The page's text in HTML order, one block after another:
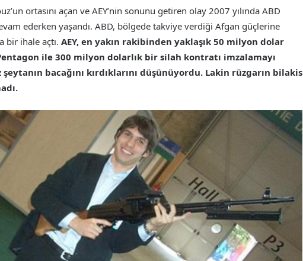
ortasını açan ve AEY’nin sonunu getiren olay 2007 yılında ABD
ederken yaşandı. ABD, bölgede takviye verdiği Afgan güçlerine
bir ihale açtı. AEY, en yakın rakibinden yaklaşık 50 milyon dolar
ile 300 milyon dolarlık bir silah kontratı imzalamayı
bacağını kırdıklarını düşünüyordu. Lakin rüzgarın bilakis